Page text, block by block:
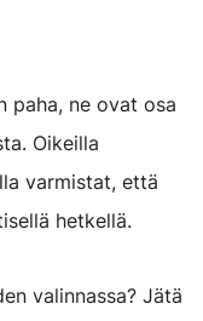
paha, ne ovat osa
Oikeilla
varmistat, että
hetkellä.
valinnassa? Jätä